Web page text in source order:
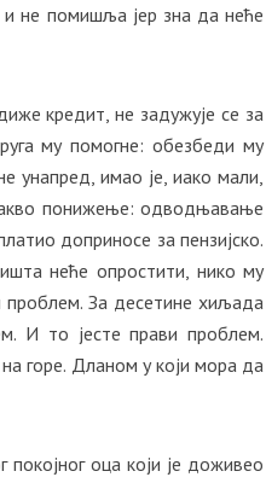
и не помишља јер зна да неће
кредит, не задужује се за
му помогне: обезбеди му
унапред, имао је, иако мали,
понижење: одводњавање
доприносе за пензијско.
неће опростити, нико му
За десетине хиљада
И то јесте прави проблем.
горе. Дланом у који мора да
оца који је доживео